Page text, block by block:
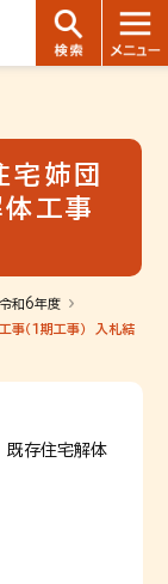
宅姉団
工事
令和6年度
（１期工事） 入札結
既存住宅解体